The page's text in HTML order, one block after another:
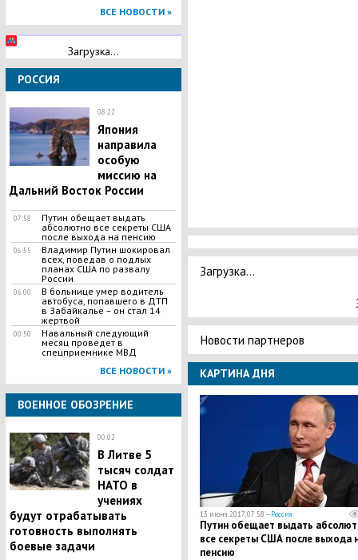
ВСЕ НОВОСТИ »
Загрузка...
РОССИЯ
08:22
Япония
направила
особую
миссию на
Дальний Восток России
07:58
Путин обещает выдать
абсолютно все секреты США
после выхода на пенсию
06:55
Владимир Путин шокировал
всех, поведав о подлых
планах США по развалу
России
06:00
B больнице yмер водитель
автобуса, попавшего в ДТП
в Забайкалье – он стал 14
жертвой
00:50
Навальный следующий
месяц проведет в
спецприемнике МВД
ВСЕ НОВОСТИ »
ВОЕННОЕ ОБОЗРЕНИЕ
00:02
В Литве 5
тысяч солдат
НАТО в
учениях
будут отрабатывать
готовность выполнять
боевые задачи
Загрузка...
Новости партнеров
КАРТИНА ДНЯ
13 июня 2017, 07:58 —Россия
Путин обещает выдать
все секреты США после выхода
пенсию